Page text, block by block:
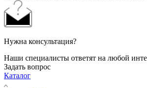
Нужна консультация?
Наши специалисты ответят на любой
Задать вопрос
Каталог